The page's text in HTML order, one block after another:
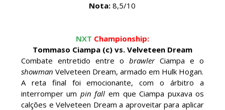
entre Adam Copeland e Young Bucks
Unknown-Aug 06 2026
WWE: Lola Vice despede-se do NXT após derrota
no Underground Match
SCSA867-Aug 06 2026
Nota: 8,5/10
NXT Championship:
Tommaso Ciampa (c) vs. Velveteen Dream
Combate entretido entre o brawlerCiampa e o
showman Velveteen Dream, armado em Hulk Hogan.
A reta final foi emocionante, com o árbitro a
interromper um pin fall em que Ciampa puxava os
calções e Velveteen Dream a aproveitar para aplicar